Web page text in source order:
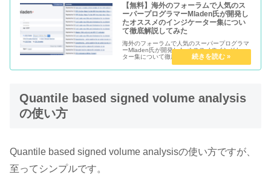
【無料】海外のフォーラムで人気のス
ーパープログラマーMladen氏が開発し
たオススメのインジケーター集につい
て徹底解説してみた
海外のフォーラムで人気のスーパープログラマ
ーMladen氏が開発した オススメのインジケー
ター集について徹底解説してみました。
Quantile based signed volume analysis
の使い方
Quantile based signed volume analysisの使い方ですが、
至ってシンプルです。